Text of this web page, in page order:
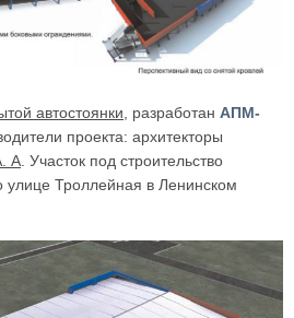
автостоянки , разработан АПМ-
проекта: архитекторы
А . Участок под строительство
улице Троллейная в Ленинском